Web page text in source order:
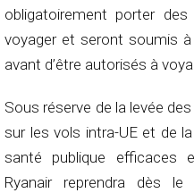
obligatoirement porter
voyager et seront soumis
avant d’être autorisés à
Sous réserve de la levée
sur les vols intra-UE et de
santé publique efficaces
Ryanair reprendra dès le